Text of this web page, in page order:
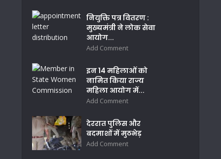
नियुक्ति पत्र वितरण :
मुख्यमंत्री ने लोक सेवा
आयोग...
Add Comment
इन 14 महिलाओं को
नामित किया राज्य
महिला आयोग में...
Add Comment
देररात पुलिस और
बदमाशों में मुठभेड़
Add Comment